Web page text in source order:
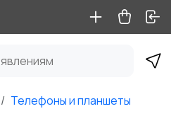
Телефоны и планшеты